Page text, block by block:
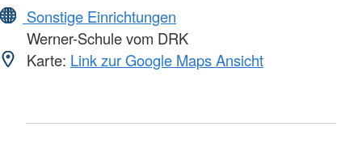
Sonstige Einrichtungen
Werner-Schule vom DRK
Karte: Link zur Google Maps Ansicht